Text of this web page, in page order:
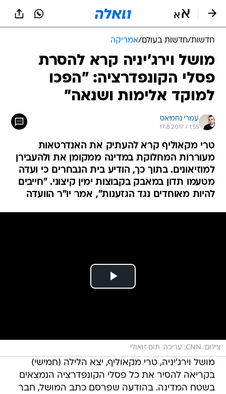
חדשות/חדשות בעולם/אמריקה
מושל וירג'יניה קרא להסרת
פסלי הקונפדרציה: "הפכו
למוקד אלימות ושנאה"
עמרי נחמיאס
17.8.2017 / 1:55
טרי מקאוליף קרא להעתיק את האנדרטאות
מעוררות המחלוקת במדינה ממקומן את ולהעבירן
למוזיאונים. בתוך כך, הודיע בית הנבחרים כי ועדה
מטעמו תדון במאבק בקבוצות ימין קיצוני. "חייבים
להיות מאוחדים נגד הגזענות", אמר יו"ר הוועדה
צילום: CNN: עריכה: תום זואולי
מושל וירג'יניה, טרי מקאוליף, יצא הלילה (חמישי)
בקריאה להסיר את כל פסלי הקונפדרציה הנמצאים
בשטח המדינה. בהודעה שפרסם כתב המושל, חבר